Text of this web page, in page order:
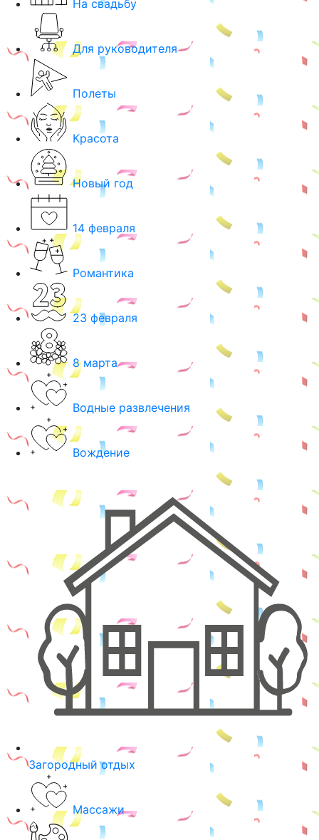
На свадьбу
Для руководителя
Полеты
Красота
Новый год
14 февраля
Романтика
23 февраля
8 марта
Водные развлечения
Вождение
Загородный отдых
Массажи